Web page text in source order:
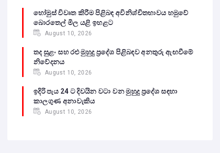
හෝමුස් විවෘත කිරීම පිළිබඳ අවිනිශ්චිතභාවය හමුවේ
බොරතෙල් මිල යළි ඉහළට
August 10, 2026
තද සුළං සහ රළු මුහුදු ප්‍රදේශ පිළිබඳව අනතුරු ඇඟවීමේ
නිවේදනය
August 10, 2026
ඉදිරි පැය 24 ට දිවයින වටා වන මුහුදු ප්‍රදේශ සඳහා
කාලගුණ අනාවැකිය
August 10, 2026